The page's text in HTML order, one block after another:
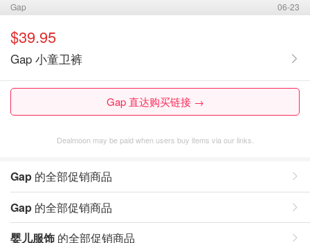
Gap 06-23
$39.95
Gap 小童卫裤
Gap 直达购买链接 →
Dealmoon may be paid when users buy items via our links.
Gap 的全部促销商品
Gap 的全部促销商品
婴儿服饰 的全部促销商品